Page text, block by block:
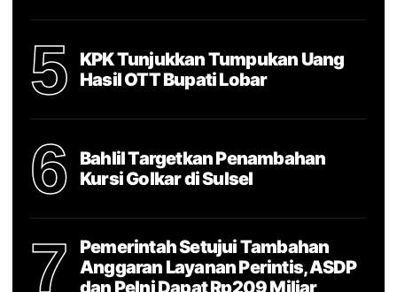
5
KPK Tunjukkan Tumpukan Uang
Hasil OTT Bupati Lobar
6
Bahlil Targetkan Penambahan
Kursi Golkar di Sulsel
7
Pemerintah Setujui Tambahan
Anggaran Layanan Perintis, ASDP
dan Pelni Dapat Rp209 Miliar